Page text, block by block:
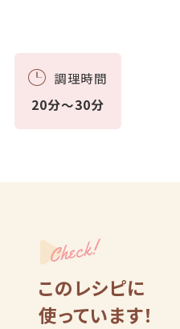
調理時間
20分～30分
Check!
このレシピに
使っています！